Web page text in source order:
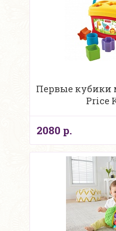
Первые кубики
Price
2080 р.